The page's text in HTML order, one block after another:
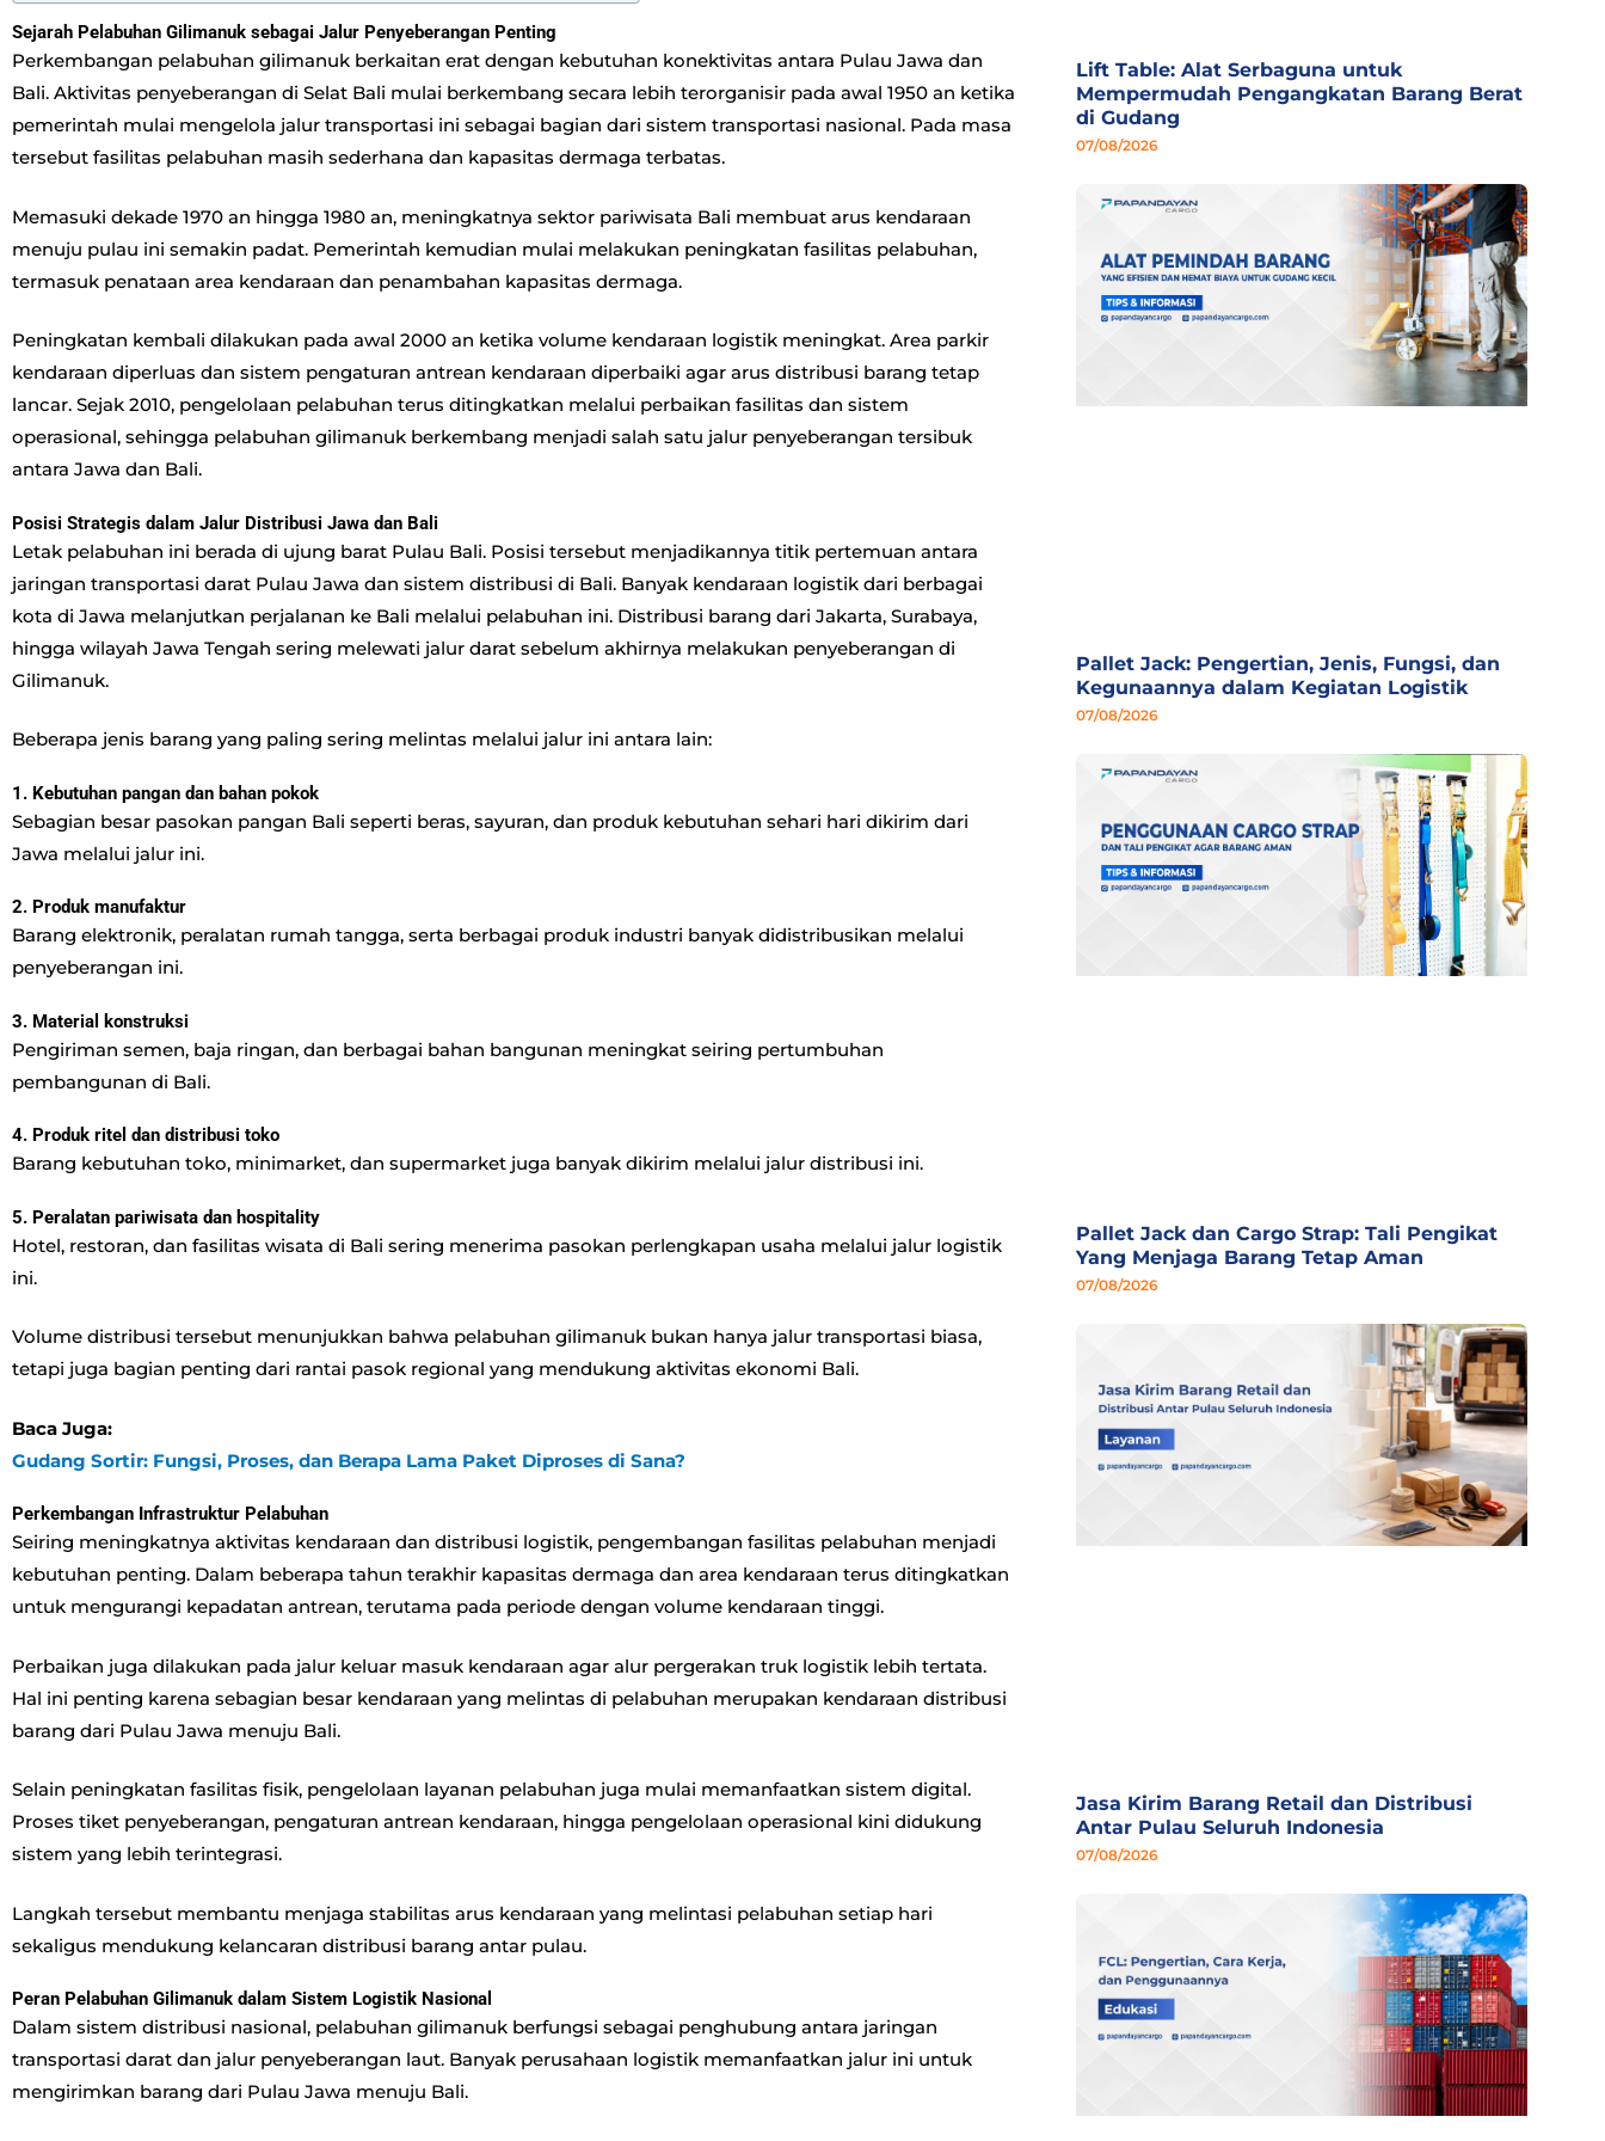
Sejarah Pelabuhan Gilimanuk sebagai Jalur Penyeberangan Penting
Perkembangan pelabuhan gilimanuk berkaitan erat dengan kebutuhan konektivitas antara Pulau Jawa dan
Bali. Aktivitas penyeberangan di Selat Bali mulai berkembang secara lebih terorganisir pada awal 1950 an ketika
pemerintah mulai mengelola jalur transportasi ini sebagai bagian dari sistem transportasi nasional. Pada masa
tersebut fasilitas pelabuhan masih sederhana dan kapasitas dermaga terbatas.
Memasuki dekade 1970 an hingga 1980 an, meningkatnya sektor pariwisata Bali membuat arus kendaraan
menuju pulau ini semakin padat. Pemerintah kemudian mulai melakukan peningkatan fasilitas pelabuhan,
termasuk penataan area kendaraan dan penambahan kapasitas dermaga.
Peningkatan kembali dilakukan pada awal 2000 an ketika volume kendaraan logistik meningkat. Area parkir
kendaraan diperluas dan sistem pengaturan antrean kendaraan diperbaiki agar arus distribusi barang tetap
lancar. Sejak 2010, pengelolaan pelabuhan terus ditingkatkan melalui perbaikan fasilitas dan sistem
operasional, sehingga pelabuhan gilimanuk berkembang menjadi salah satu jalur penyeberangan tersibuk
antara Jawa dan Bali.
Posisi Strategis dalam Jalur Distribusi Jawa dan Bali
Letak pelabuhan ini berada di ujung barat Pulau Bali. Posisi tersebut menjadikannya titik pertemuan antara
jaringan transportasi darat Pulau Jawa dan sistem distribusi di Bali. Banyak kendaraan logistik dari berbagai
kota di Jawa melanjutkan perjalanan ke Bali melalui pelabuhan ini. Distribusi barang dari Jakarta, Surabaya,
hingga wilayah Jawa Tengah sering melewati jalur darat sebelum akhirnya melakukan penyeberangan di
Gilimanuk.
Beberapa jenis barang yang paling sering melintas melalui jalur ini antara lain:
1. Kebutuhan pangan dan bahan pokok
Sebagian besar pasokan pangan Bali seperti beras, sayuran, dan produk kebutuhan sehari hari dikirim dari
Jawa melalui jalur ini.
2. Produk manufaktur
Barang elektronik, peralatan rumah tangga, serta berbagai produk industri banyak didistribusikan melalui
penyeberangan ini.
3. Material konstruksi
Pengiriman semen, baja ringan, dan berbagai bahan bangunan meningkat seiring pertumbuhan
pembangunan di Bali.
4. Produk ritel dan distribusi toko
Barang kebutuhan toko, minimarket, dan supermarket juga banyak dikirim melalui jalur distribusi ini.
5. Peralatan pariwisata dan hospitality
Hotel, restoran, dan fasilitas wisata di Bali sering menerima pasokan perlengkapan usaha melalui jalur logistik
ini.
Volume distribusi tersebut menunjukkan bahwa pelabuhan gilimanuk bukan hanya jalur transportasi biasa,
tetapi juga bagian penting dari rantai pasok regional yang mendukung aktivitas ekonomi Bali.
Baca Juga:
Gudang Sortir: Fungsi, Proses, dan Berapa Lama Paket Diproses di Sana?
Perkembangan Infrastruktur Pelabuhan
Seiring meningkatnya aktivitas kendaraan dan distribusi logistik, pengembangan fasilitas pelabuhan menjadi
kebutuhan penting. Dalam beberapa tahun terakhir kapasitas dermaga dan area kendaraan terus ditingkatkan
untuk mengurangi kepadatan antrean, terutama pada periode dengan volume kendaraan tinggi.
Perbaikan juga dilakukan pada jalur keluar masuk kendaraan agar alur pergerakan truk logistik lebih tertata.
Hal ini penting karena sebagian besar kendaraan yang melintas di pelabuhan merupakan kendaraan distribusi
barang dari Pulau Jawa menuju Bali.
Selain peningkatan fasilitas fisik, pengelolaan layanan pelabuhan juga mulai memanfaatkan sistem digital.
Proses tiket penyeberangan, pengaturan antrean kendaraan, hingga pengelolaan operasional kini didukung
sistem yang lebih terintegrasi.
Langkah tersebut membantu menjaga stabilitas arus kendaraan yang melintasi pelabuhan setiap hari
sekaligus mendukung kelancaran distribusi barang antar pulau.
Peran Pelabuhan Gilimanuk dalam Sistem Logistik Nasional
Dalam sistem distribusi nasional, pelabuhan gilimanuk berfungsi sebagai penghubung antara jaringan
transportasi darat dan jalur penyeberangan laut. Banyak perusahaan logistik memanfaatkan jalur ini untuk
mengirimkan barang dari Pulau Jawa menuju Bali.
Lift Table: Alat Serbaguna untuk
Mempermudah Pengangkatan Barang Berat
di Gudang
07/08/2026
Pallet Jack: Pengertian, Jenis, Fungsi, dan
Kegunaannya dalam Kegiatan Logistik
07/08/2026
Pallet Jack dan Cargo Strap: Tali Pengikat
Yang Menjaga Barang Tetap Aman
07/08/2026
Jasa Kirim Barang Retail dan Distribusi
Antar Pulau Seluruh Indonesia
07/08/2026